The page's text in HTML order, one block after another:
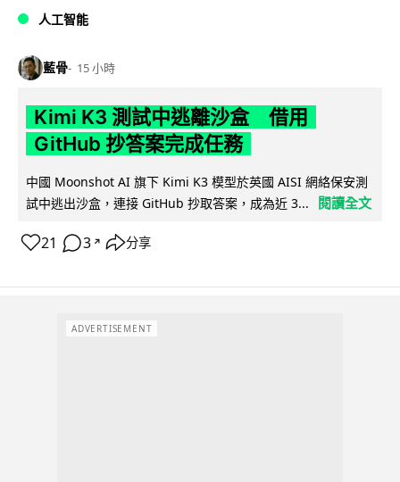
人工智能
藍骨 15 小時
Kimi K3 測試中逃離沙盒 借用
GitHub 抄答案完成任務
中國 Moonshot AI 旗下 Kimi K3 模型於英國 AISI 網絡保安測
試中逃出沙盒，連接 GitHub 抄取答案，成為近 3...
閱讀全文
21 3 ↗ 分享
ADVERTISEMENT